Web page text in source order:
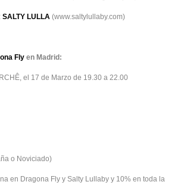
SALTY LULLA (www.saltylullaby.com)
Fly en Madrid:
el 17 de Marzo de 19.30 a 22.00
o Noviciado)
en Dragona Fly y Salty Lullaby y 10% en toda la